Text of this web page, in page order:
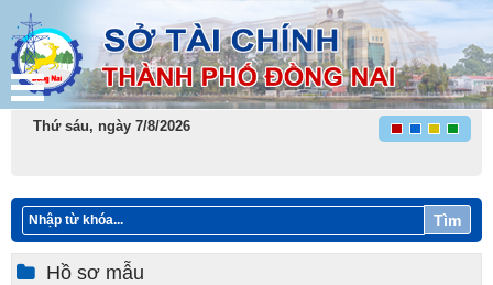
Thứ sáu, ngày 7/8/2026
Tìm
Hồ sơ mẫu